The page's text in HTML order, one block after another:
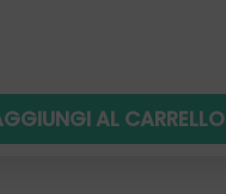
AL CARRELLO